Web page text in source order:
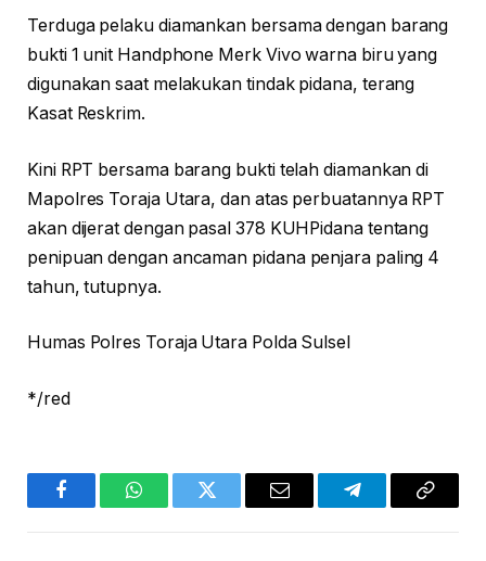
Terduga pelaku diamankan bersama dengan barang
bukti 1 unit Handphone Merk Vivo warna biru yang
digunakan saat melakukan tindak pidana, terang
Kasat Reskrim.
Kini RPT bersama barang bukti telah diamankan di
Mapolres Toraja Utara, dan atas perbuatannya RPT
akan dijerat dengan pasal 378 KUHPidana tentang
penipuan dengan ancaman pidana penjara paling 4
tahun, tutupnya.
Humas Polres Toraja Utara Polda Sulsel
*/red
FacebookWhatsAppTwitter Email TelegramCopy